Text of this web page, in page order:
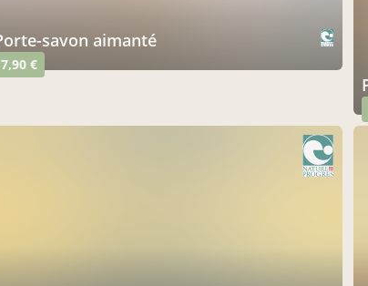
porte-savon aimanté
7,90 €